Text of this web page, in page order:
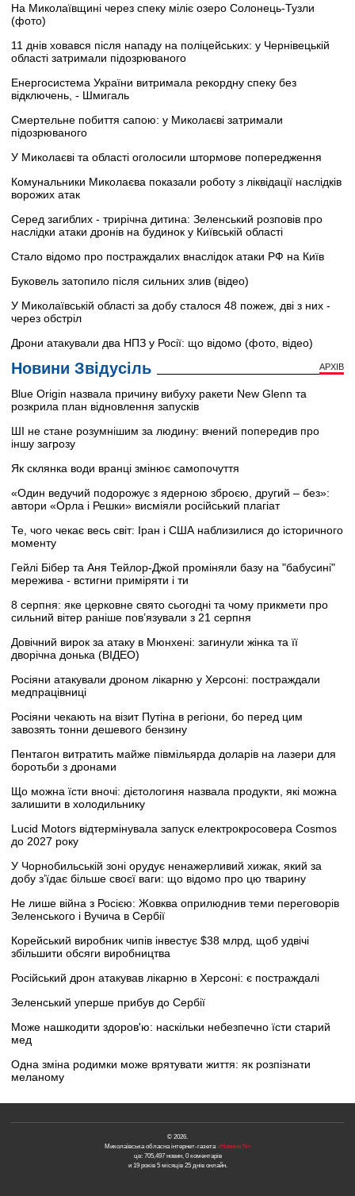
На Миколаївщині через спеку міліє озеро Солонець-Тузли
(фото)
11 днів ховався після нападу на поліцейських: у Чернівецькій
області затримали підозрюваного
Енергосистема України витримала рекордну спеку без
відключень, - Шмигаль
Смертельне побиття сапою: у Миколаєві затримали
підозрюваного
У Миколаєві та області оголосили штормове попередження
Комунальники Миколаєва показали роботу з ліквідації наслідків
ворожих атак
Серед загиблих - трирічна дитина: Зеленський розповів про
наслідки атаки дронів на будинок у Київській області
Стало відомо про постраждалих внаслідок атаки РФ на Київ
Буковель затопило після сильних злив (відео)
У Миколаївській області за добу сталося 48 пожеж, дві з них -
через обстріл
Дрони атакували два НПЗ у Росії: що відомо (фото, відео)
Новини Звідусіль АРХІВ
Blue Origin назвала причину вибуху ракети New Glenn та
розкрила план відновлення запусків
ШІ не стане розумнішим за людину: вчений попередив про
іншу загрозу
Як склянка води вранці змінює самопочуття
«Один ведучий подорожує з ядерною зброєю, другий – без»:
автори «Орла і Решки» висміяли російський плагіат
Те, чого чекає весь світ: Іран і США наблизилися до історичного
моменту
Гейлі Бібер та Аня Тейлор-Джой проміняли базу на "бабусині"
мережива - встигни приміряти і ти
8 серпня: яке церковне свято сьогодні та чому прикмети про
сильний вітер раніше пов’язували з 21 серпня
Довічний вирок за атаку в Мюнхені: загинули жінка та її
дворічна донька (ВІДЕО)
Росіяни атакували дроном лікарню у Херсоні: постраждали
медпрацівниці
Росіяни чекають на візит Путіна в регіони, бо перед цим
завозять тонни дешевого бензину
Пентагон витратить майже півмільярда доларів на лазери для
боротьби з дронами
Що можна їсти вночі: дієтологиня назвала продукти, які можна
залишити в холодильнику
Lucid Motors відтермінувала запуск електрокросовера Cosmos
до 2027 року
У Чорнобильській зоні орудує ненажерливий хижак, який за
добу з’їдає більше своєї ваги: що відомо про цю тварину
Не лише війна з Росією: Жовква оприлюднив теми переговорів
Зеленського і Вучича в Сербії
Корейський виробник чипів інвестує $38 млрд, щоб удвічі
збільшити обсяги виробництва
Російський дрон атакував лікарню в Херсоні: є постраждалі
Зеленський уперше прибув до Сербії
Може нашкодити здоров'ю: наскільки небезпечно їсти старий
мед
Одна зміна родимки може врятувати життя: як розпізнати
меланому
© 2026.
Миколаївська обласна інтернет-газета «Новини N»
це: 705,497 новин, 0 коментарів
и 19 років 5 місяців 25 днів онлайн.